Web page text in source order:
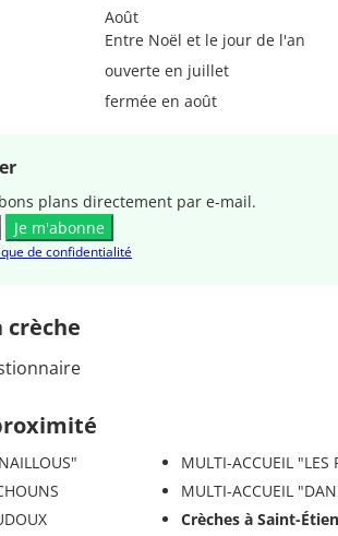
Août
Entre Noël et le jour de l'an
ouverte en juillet
fermée en août
plans directement par e-mail.
Je m'abonne
de confidentialité
crèche
MULTI-ACCUEIL "LES
MULTI-ACCUEIL
Crèches à Saint-